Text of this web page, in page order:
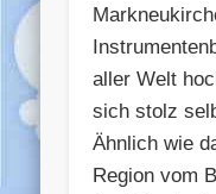
aller Welt
sich stolz
Ähnlich wie
Region vom